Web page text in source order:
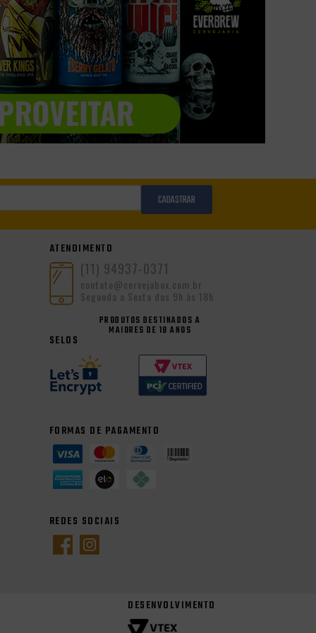
CADASTRAR
ATENDIMENTO
(11) 94937-0371
contato@cervejabox.com.br
Segunda a Sexta das 9h às 18h
PRODUTOS DESTINADOS A
MAIORES DE 18 ANOS
SELOS
FORMAS DE PAGAMENTO
REDES SOCIAIS
DESENVOLVIMENTO